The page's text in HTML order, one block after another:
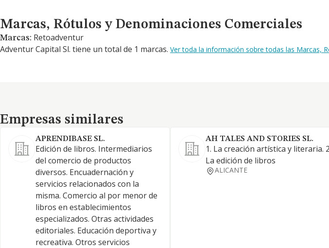
Marcas, Rótulos y Denominaciones Comerciales
Marcas, Rótulos y Denominaciones Comerciales
Marcas: Retoadventur
Adventur Capital Sl. tiene un total de 1 marcas. Ver toda la información sobre todas las Marcas,
Empresas similares
Empresas similares
APRENDIBASE SL.
Edición de libros. Intermediarios
del comercio de productos
diversos. Encuadernación y
servicios relacionados con la
misma. Comercio al por menor de
libros en establecimientos
especializados. Otras actividades
editoriales. Educación deportiva y
recreativa. Otros servicios
AH TALES AND STORIES SL.
1. La creación artística y literaria.
La edición de libros
ALICANTE